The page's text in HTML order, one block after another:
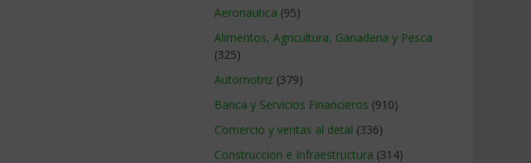
Aeronautica (95)
Alimentos, Agricultura, Ganaderia y Pesca
(325)
Automotriz (379)
Banca y Servicios Financieros (910)
Comercio y ventas al detal (336)
Construccion e Infraestructura (314)